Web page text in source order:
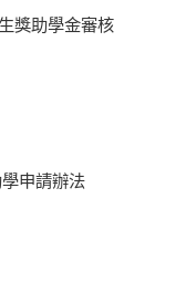
獎助學金審核
申請辦法